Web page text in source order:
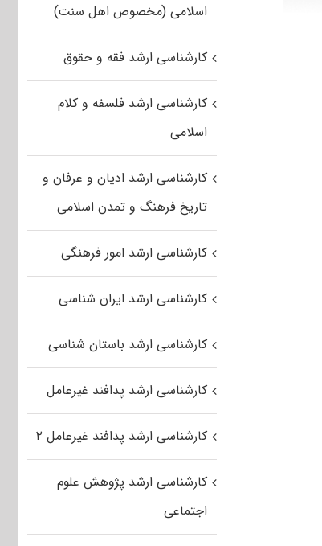
اسلامی (مخصوص اهل سنت)
کارشناسی ارشد فقه و حقوق
کارشناسی ارشد فلسفه و کلام
اسلامی
کارشناسی ارشد ادیان و عرفان و
تاریخ فرهنگ و تمدن اسلامی
کارشناسی ارشد امور فرهنگی
کارشناسی ارشد ایران شناسی
کارشناسی ارشد باستان شناسی
کارشناسی ارشد پدافند غیرعامل
کارشناسی ارشد پدافند غیرعامل ۲
کارشناسی ارشد پژوهش علوم
اجتماعی